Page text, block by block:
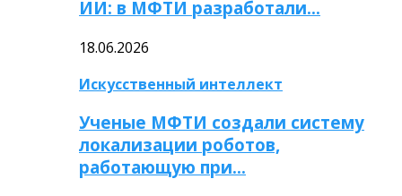
ИИ: в МФТИ разработали…
18.06.2026
Искусственный интеллект
Ученые МФТИ создали систему
локализации роботов,
работающую при…